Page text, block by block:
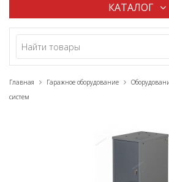
КАТАЛОГ
Главная Гаражное оборудование
систем